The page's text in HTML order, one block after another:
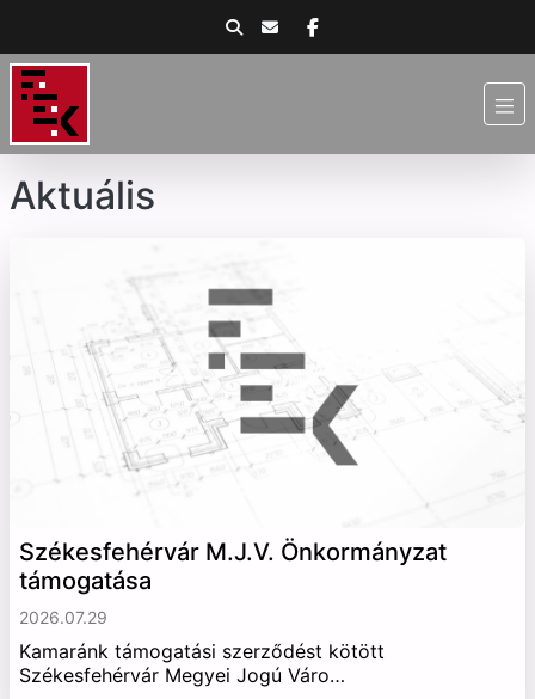
Aktuális
Székesfehérvár M.J.V. Önkormányzat
támogatása
2026.07.29
Kamaránk támogatási szerződést kötött
Székesfehérvár Megyei Jogú Váro…